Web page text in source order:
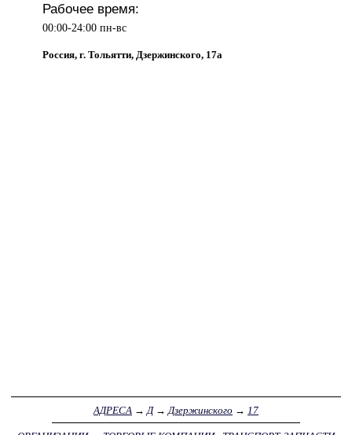
Рабочее время:
00:00-24:00 пн-вс
Россия, г. Тольятти, Дзержинского, 17а
АДРЕСА → Д→ Дзержинского → 17